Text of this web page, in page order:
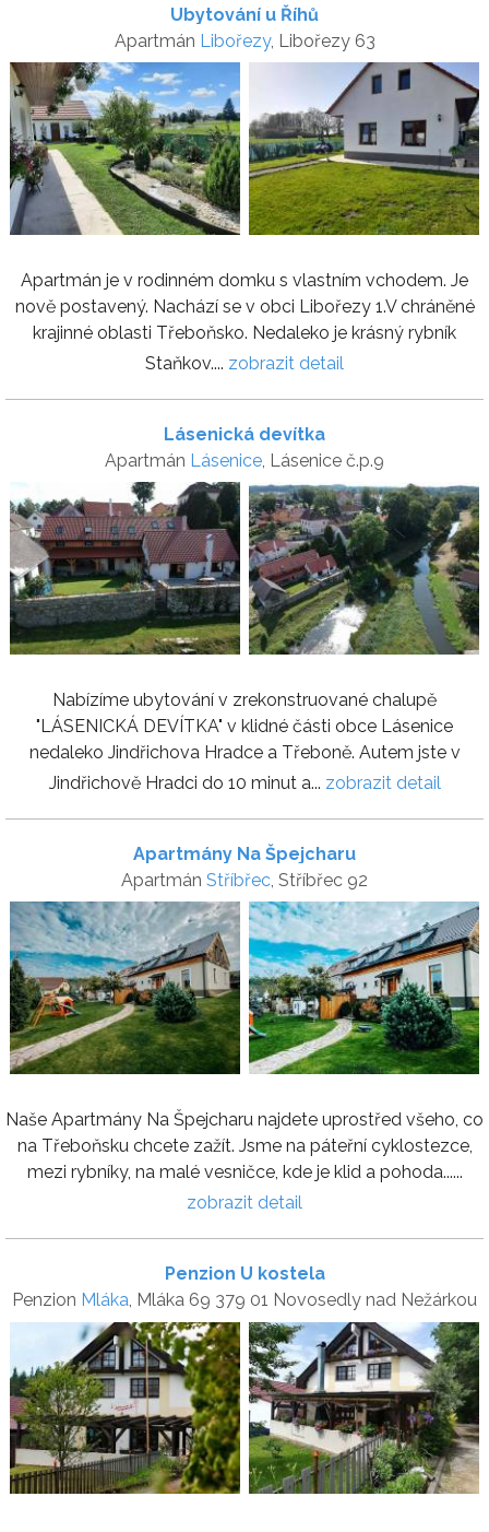
Ubytování u Říhů
Apartmán Libořezy, Libořezy 63
Apartmán je v rodinném domku s vlastním vchodem. Je
nově postavený. Nachází se v obci Libořezy 1.V chráněné
krajinné oblasti Třeboňsko. Nedaleko je krásný rybník
Staňkov.... zobrazit detail
Lásenická devítka
Apartmán Lásenice, Lásenice č.p.9
Nabízíme ubytování v zrekonstruované chalupě
"LÁSENICKÁ DEVÍTKA" v klidné části obce Lásenice
nedaleko Jindřichova Hradce a Třeboně. Autem jste v
Jindřichově Hradci do 10 minut a... zobrazit detail
Apartmány Na Špejcharu
Apartmán Stříbřec, Stříbřec 92
Naše Apartmány Na Špejcharu najdete uprostřed všeho, co
na Třeboňsku chcete zažít. Jsme na páteřní cyklostezce,
mezi rybníky, na malé vesničce, kde je klid a pohoda......
zobrazit detail
Penzion U kostela
Penzion Mláka, Mláka 69 379 01 Novosedly nad Nežárkou